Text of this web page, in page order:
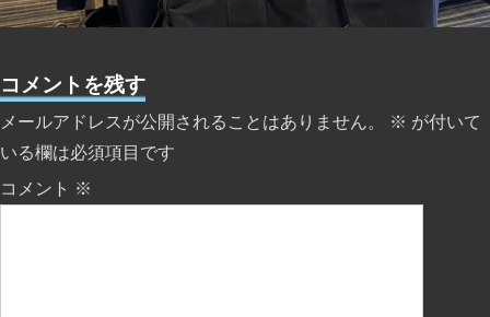
コメントを残す
メールアドレスが公開されることはありません。 ※ が付いて
いる欄は必須項目です
コメント ※